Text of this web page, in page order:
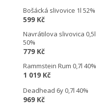
Bošácká slivovice 1l 52%
599 Kč
Navrátilova slivovica 0,5l
50%
779 Kč
Rammstein Rum 0,7l 40%
1 019 Kč
Deadhead 6y 0,7l 40%
969 Kč